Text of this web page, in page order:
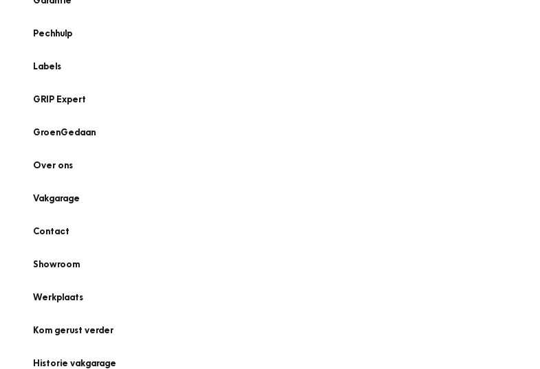
Pechhulp
Labels
GRIP Expert
GroenGedaan
Over ons
Vakgarage
Contact
Showroom
Werkplaats
Kom gerust verder
Historie vakgarage